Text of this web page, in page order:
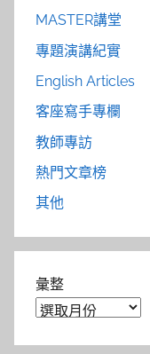
MASTER講堂
專題演講紀實
English Articles
客座寫手專欄
教師專訪
熱門文章榜
其他
彙整